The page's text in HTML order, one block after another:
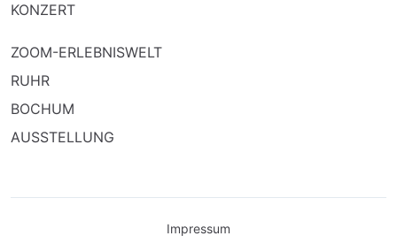
KONZERT
ZOOM-ERLEBNISWELT
RUHR
BOCHUM
AUSSTELLUNG
Impressum